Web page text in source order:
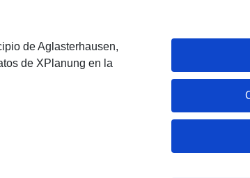
de Aglasterhausen,
de XPlanung en la